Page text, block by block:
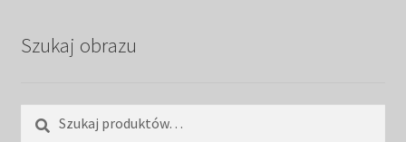
Szukaj obrazu